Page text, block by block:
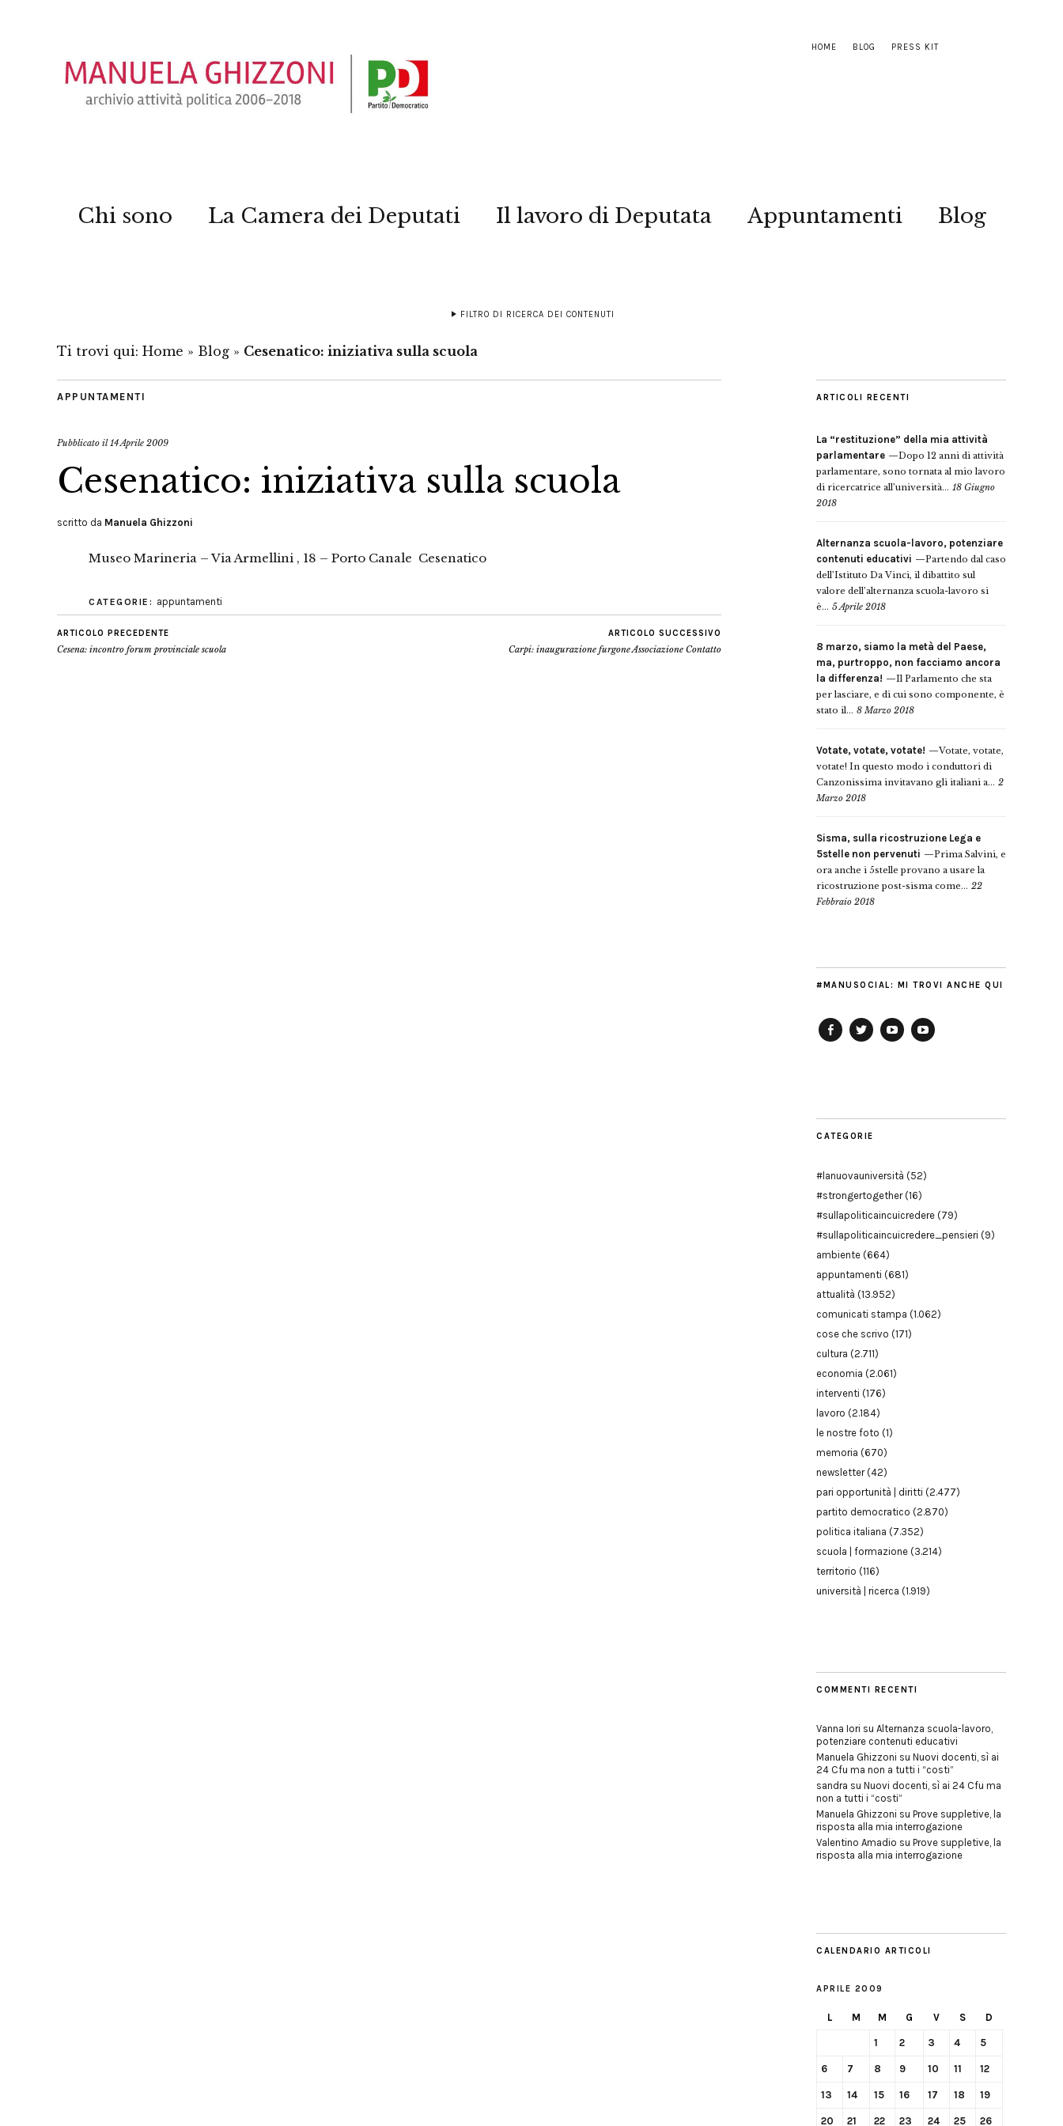
HOME BLOG PRESS KIT
Chi sono La Camera dei Deputati Il lavoro di Deputata Appuntamenti Blog
FILTRO DI RICERCA DEI CONTENUTI
Ti trovi qui: Home » Blog » Cesenatico: iniziativa sulla scuola
APPUNTAMENTI
Pubblicato il14 Aprile 2009
Cesenatico: iniziativa sulla scuola
scritto da Manuela Ghizzoni
Museo Marineria – Via Armellini , 18 – Porto Canale Cesenatico
CATEGORIE: appuntamenti
ARTICOLO PRECEDENTE
Cesena: incontro forum provinciale scuola
ARTICOLO SUCCESSIVO
Carpi: inaugurazione furgone Associazione Contatto
ARTICOLI RECENTI
La “restituzione” della mia attività
parlamentare
Dopo 12 anni di attività
parlamentare, sono tornata al mio lavoro
di ricercatrice all’università... 18 Giugno
2018
Alternanza scuola-lavoro, potenziare
contenuti educativi
Partendo dal caso
dell’Istituto Da Vinci, il dibattito sul
valore dell’alternanza scuola-lavoro si
è... 5 Aprile 2018
8 marzo, siamo la metà del Paese,
ma, purtroppo, non facciamo ancora
la differenza!
Il Parlamento che sta
per lasciare, e di cui sono componente, è
stato il... 8 Marzo 2018
Votate, votate, votate!
Votate, votate,
votate! In questo modo i conduttori di
Canzonissima invitavano gli italiani a... 2
Marzo 2018
Sisma, sulla ricostruzione Lega e
5stelle non pervenuti
Prima Salvini, e
ora anche i 5stelle provano a usare la
ricostruzione post-sisma come... 22
Febbraio 2018
#MANUSOCIAL: MI TROVI ANCHE QUI
CATEGORIE
#lanuovauniversità (52)
#strongertogether(16)
#sullapoliticaincuicredere (79)
#sullapoliticaincuicredere_pensieri (9)
ambiente (664)
appuntamenti (681)
attualità (13.952)
comunicati stampa (1.062)
cose che scrivo (171)
cultura (2.711)
economia (2.061)
interventi (176)
lavoro (2.184)
le nostre foto (1)
memoria (670)
newsletter(42)
pari opportunità | diritti (2.477)
partito democratico (2.870)
politica italiana (7.352)
scuola | formazione (3.214)
territorio (116)
università | ricerca (1.919)
COMMENTI RECENTI
Vanna Iori su Alternanza scuola-lavoro,
potenziare contenuti educativi
Manuela Ghizzoni su Nuovi docenti, sì ai
24 Cfu ma non a tutti i “costi”
sandra su Nuovi docenti, sì ai 24 Cfu ma
non a tutti i “costi”
Manuela Ghizzoni su Prove suppletive, la
risposta alla mia interrogazione
Valentino Amadio su Prove suppletive, la
risposta alla mia interrogazione
CALENDARIO ARTICOLI
APRILE 2009
L M M G V S D
1 2 3 4 5
6 7 8 9 10 11 12
13 14 15 16 17 18 19
20 21 22 23 24 25 26